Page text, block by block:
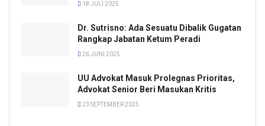
18 JULI 2025
Dr. Sutrisno: Ada Sesuatu Dibalik Gugatan
Rangkap Jabatan Ketum Peradi
26 JUNI 2025
UU Advokat Masuk Prolegnas Prioritas,
Advokat Senior Beri Masukan Kritis
23 SEPTEMBER 2025